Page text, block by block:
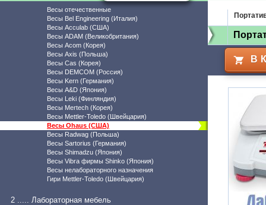
Весы отечественные
Весы Bel Engineering (Италия)
Весы Acculab (США)
Весы ADAM (Великобритания)
Весы Acom (Корея)
Весы Axis (Польша)
Весы Cas (Корея)
Весы DEMCOM (Россия)
Весы Kern (Германия)
Весы A&D (Япония)
Весы Leki (Финляндия)
Весы Mertech (Корея)
Весы Mettler-Toledo (Швейцария)
Весы Ohaus (США)
Весы Radwag (Польша)
Весы Sartorius (Германия)
Весы Shimadzu (Япония)
Весы Vibra фирмы Shinko (Япония)
Весы нелабораторного назначения
Гири Mettler-Toledo (Швейцария)
2 ..... Лабораторная мебель
В